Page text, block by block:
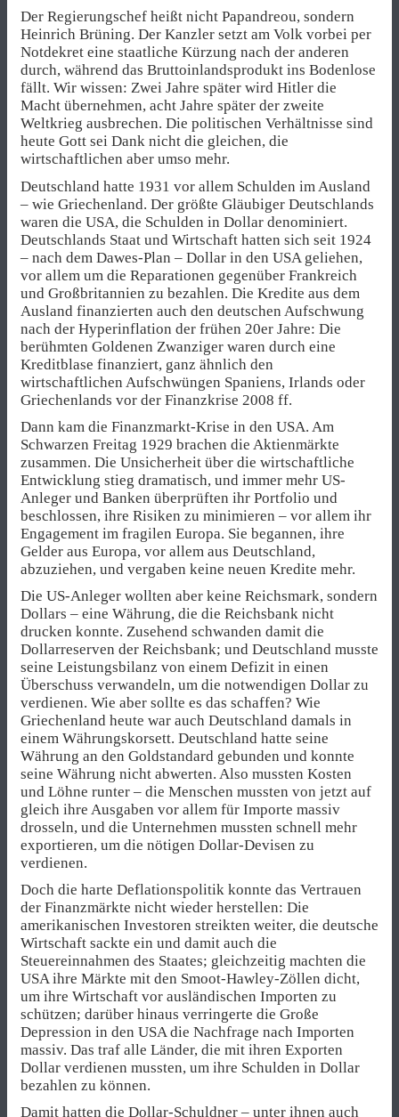
Der Regierungschef heißt nicht Papandreou, sondern
Heinrich Brüning. Der Kanzler setzt am Volk vorbei per
Notdekret eine staatliche Kürzung nach der anderen
durch, während das Bruttoinlandsprodukt ins Bodenlose
fällt. Wir wissen: Zwei Jahre später wird Hitler die
Macht übernehmen, acht Jahre später der zweite
Weltkrieg ausbrechen. Die politischen Verhältnisse sind
heute Gott sei Dank nicht die gleichen, die
wirtschaftlichen aber umso mehr.
Deutschland hatte 1931 vor allem Schulden im Ausland
– wie Griechenland. Der größte Gläubiger Deutschlands
waren die USA, die Schulden in Dollar denominiert.
Deutschlands Staat und Wirtschaft hatten sich seit 1924
– nach dem Dawes-Plan – Dollar in den USA geliehen,
vor allem um die Reparationen gegenüber Frankreich
und Großbritannien zu bezahlen. Die Kredite aus dem
Ausland finanzierten auch den deutschen Aufschwung
nach der Hyperinflation der frühen 20er Jahre: Die
berühmten Goldenen Zwanziger waren durch eine
Kreditblase finanziert, ganz ähnlich den
wirtschaftlichen Aufschwüngen Spaniens, Irlands oder
Griechenlands vor der Finanzkrise 2008 ff.
Dann kam die Finanzmarkt-Krise in den USA. Am
Schwarzen Freitag 1929 brachen die Aktienmärkte
zusammen. Die Unsicherheit über die wirtschaftliche
Entwicklung stieg dramatisch, und immer mehr US-
Anleger und Banken überprüften ihr Portfolio und
beschlossen, ihre Risiken zu minimieren – vor allem ihr
Engagement im fragilen Europa. Sie begannen, ihre
Gelder aus Europa, vor allem aus Deutschland,
abzuziehen, und vergaben keine neuen Kredite mehr.
Die US-Anleger wollten aber keine Reichsmark, sondern
Dollars – eine Währung, die die Reichsbank nicht
drucken konnte. Zusehend schwanden damit die
Dollarreserven der Reichsbank; und Deutschland musste
seine Leistungsbilanz von einem Defizit in einen
Überschuss verwandeln, um die notwendigen Dollar zu
verdienen. Wie aber sollte es das schaffen? Wie
Griechenland heute war auch Deutschland damals in
einem Währungskorsett. Deutschland hatte seine
Währung an den Goldstandard gebunden und konnte
seine Währung nicht abwerten. Also mussten Kosten
und Löhne runter – die Menschen mussten von jetzt auf
gleich ihre Ausgaben vor allem für Importe massiv
drosseln, und die Unternehmen mussten schnell mehr
exportieren, um die nötigen Dollar-Devisen zu
verdienen.
Doch die harte Deflationspolitik konnte das Vertrauen
der Finanzmärkte nicht wieder herstellen: Die
amerikanischen Investoren streikten weiter, die deutsche
Wirtschaft sackte ein und damit auch die
Steuereinnahmen des Staates; gleichzeitig machten die
USA ihre Märkte mit den Smoot-Hawley-Zöllen dicht,
um ihre Wirtschaft vor ausländischen Importen zu
schützen; darüber hinaus verringerte die Große
Depression in den USA die Nachfrage nach Importen
massiv. Das traf alle Länder, die mit ihren Exporten
Dollar verdienen mussten, um ihre Schulden in Dollar
bezahlen zu können.
Damit hatten die Dollar-Schuldner – unter ihnen auch